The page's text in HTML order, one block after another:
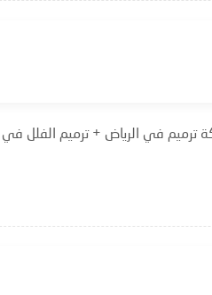
في الرياض + ترميم الفلل في